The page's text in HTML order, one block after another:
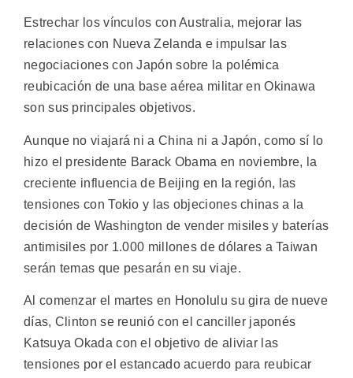
Estrechar los vínculos con Australia, mejorar las
relaciones con Nueva Zelanda e impulsar las
negociaciones con Japón sobre la polémica
reubicación de una base aérea militar en Okinawa
son sus principales objetivos.
Aunque no viajará ni a China ni a Japón, como sí lo
hizo el presidente Barack Obama en noviembre, la
creciente influencia de Beijing en la región, las
tensiones con Tokio y las objeciones chinas a la
decisión de Washington de vender misiles y baterías
antimisiles por 1.000 millones de dólares a Taiwan
serán temas que pesarán en su viaje.
Al comenzar el martes en Honolulu su gira de nueve
días, Clinton se reunió con el canciller japonés
Katsuya Okada con el objetivo de aliviar las
tensiones por el estancado acuerdo para reubicar